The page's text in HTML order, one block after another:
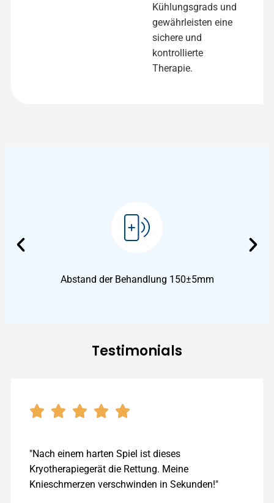
Kühlungsgrads und
gewährleisten eine
sichere und
kontrollierte
Therapie.
Abstand der Behandlung 150±5mm
Testimonials
"Nach einem harten Spiel ist dieses
Kryotherapiegerät die Rettung. Meine
Knieschmerzen verschwinden in Sekunden!"